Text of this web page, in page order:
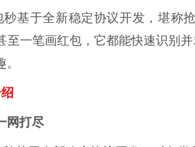
秒基于全新稳定协议开发，堪称
至一笔画红包，它都能快速识别
网打尽